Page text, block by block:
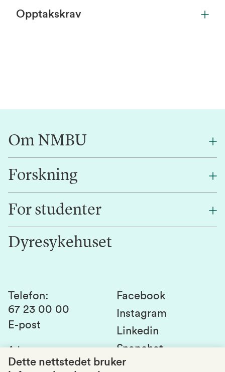
Opptakskrav
Om NMBU
Om oss
Alumni
Kontakt oss
Forskning
Forskning
Innovasjon
For studenter
Studentlivet
Studier og emner
Studenttinget
Si fra om avvik
Dyresykehuset
Telefon:
67 23 00 00
E-post
Adresse:
Postboks 5003
Facebook
Instagram
Linkedin
Snapchat
Dette nettstedet bruker